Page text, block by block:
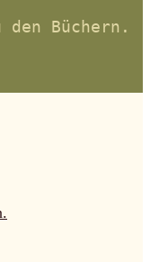
den Büchern.